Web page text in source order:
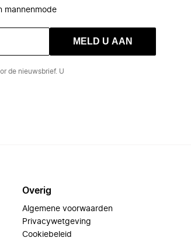
mannenmode
MELD U AAN
de nieuwsbrief. U
Overig
Algemene voorwaarden
Privacywetgeving
Cookiebeleid